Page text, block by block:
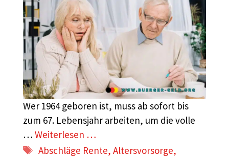
Wer 1964 geboren ist, muss ab sofort bis
zum 67. Lebensjahr arbeiten, um die volle
… Weiterlesen …
Schlagwörter
Abschläge Rente,Altersvorsorge,